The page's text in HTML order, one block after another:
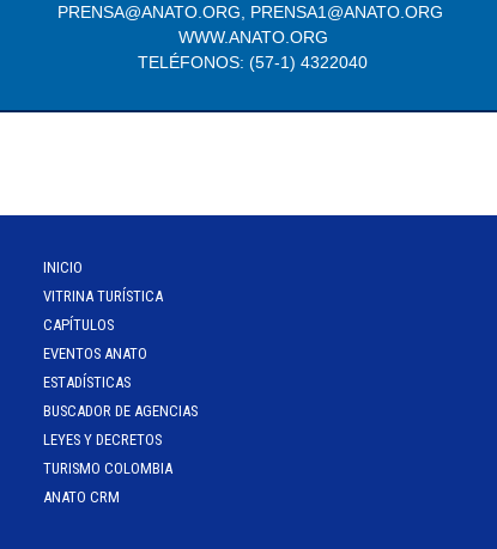
PRENSA@ANATO.ORG, PRENSA1@ANATO.ORG
WWW.ANATO.ORG
TELÉFONOS: (57-1) 4322040
INICIO
VITRINA TURÍSTICA
CAPÍTULOS
EVENTOS ANATO
ESTADÍSTICAS
BUSCADOR DE AGENCIAS
LEYES Y DECRETOS
TURISMO COLOMBIA
ANATO CRM